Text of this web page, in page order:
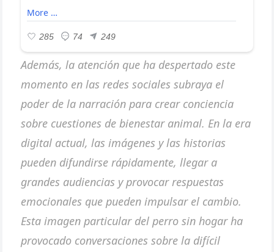
Además, la atención que ha despertado este
momento en las redes sociales subraya el
poder de la narración para crear conciencia
sobre cuestiones de bienestar animal. En la era
digital actual, las imágenes y las historias
pueden difundirse rápidamente, llegar a
grandes audiencias y provocar respuestas
emocionales que pueden impulsar el cambio.
Esta imagen particular del perro sin hogar ha
provocado conversaciones sobre la difícil